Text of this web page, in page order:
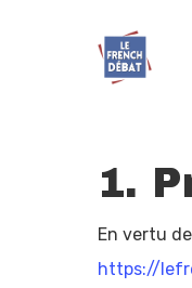
1.
En vertu
https://